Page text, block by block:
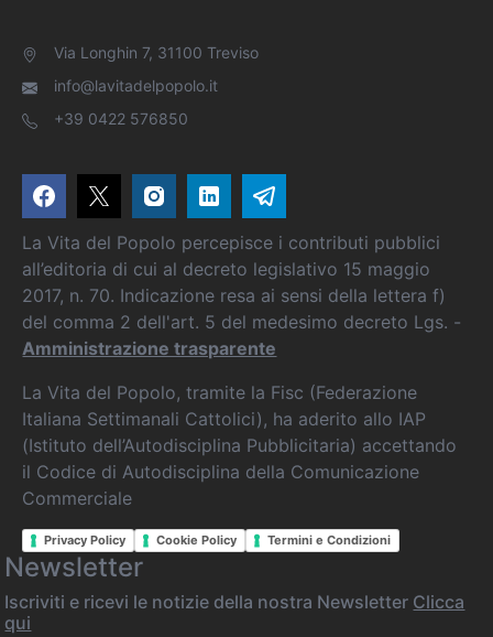
Via Longhin 7, 31100 Treviso
info@lavitadelpopolo.it
+39 0422 576850
La Vita del Popolo percepisce i contributi pubblici
all’editoria di cui al decreto legislativo 15 maggio
2017, n. 70. Indicazione resa ai sensi della lettera f)
del comma 2 dell'art. 5 del medesimo decreto Lgs. -
Amministrazione trasparente
La Vita del Popolo, tramite la Fisc (Federazione
Italiana Settimanali Cattolici), ha aderito allo IAP
(Istituto dell’Autodisciplina Pubblicitaria) accettando
il Codice di Autodisciplina della Comunicazione
Commerciale
Privacy Policy Cookie Policy Termini e Condizioni
Newsletter
Iscriviti e ricevi le notizie della nostra Newsletter Clicca
qui